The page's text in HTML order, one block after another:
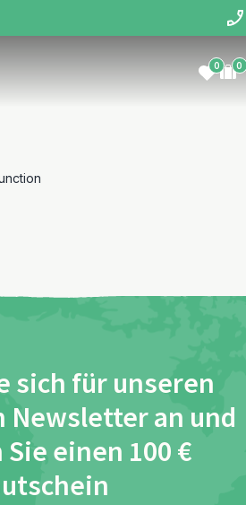
0 0
sich für unseren
Newsletter an und
einen 100 €